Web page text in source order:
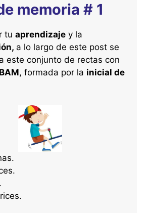
memoria # 1
tu aprendizaje y la
a lo largo de este post se
este conjunto de rectas con
, formada por la inicial de